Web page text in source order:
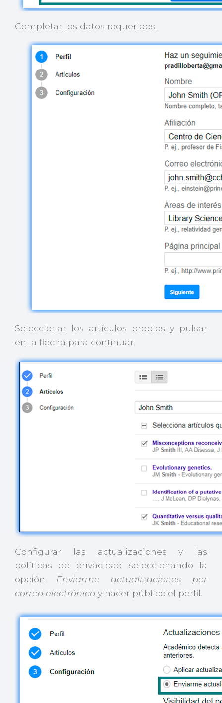
Completar los datos requeridos.
Seleccionar los artículos propios y pulsar
en la flecha para continuar.
Configurar las actualizaciones y las
políticas de privacidad seleccionando la
opción Enviarme actualizaciones por
correo electrónico y hacer público el perfil.